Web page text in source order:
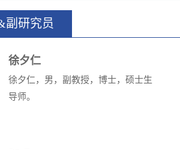
副研究员
徐夕仁
徐夕仁，男，副教授，博士，硕士生
导师。